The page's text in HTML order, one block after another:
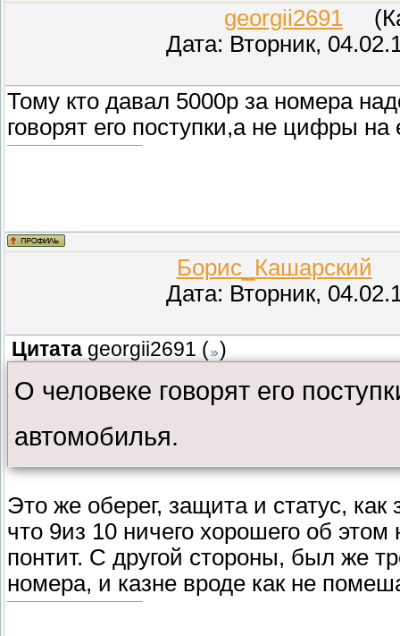
georgii2691
Дата: Вторник,
Тому кто давал 5000р за номера
говорят его поступки,а не цифры
Борис_Кашарский
Дата: Вторник,
Цитата georgii2691 ( )
О человеке говорят его
автомобилья.
Это же оберег, защита и статус, как
что 9из 10 ничего хорошего об этом
понтит. С другой стороны, был же
номера, и казне вроде как не